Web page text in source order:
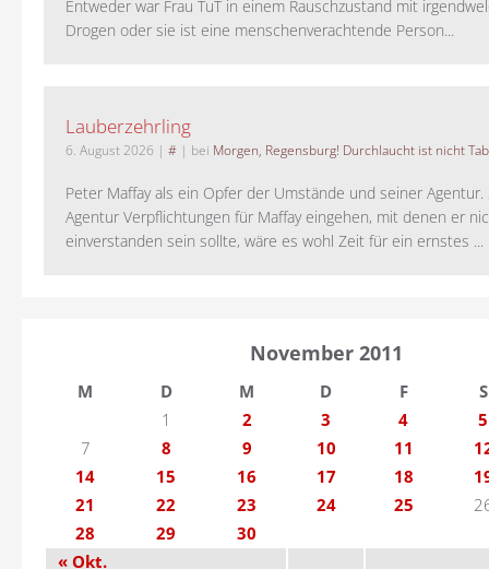
Entweder war Frau TuT in einem Rauschzustand mit
Drogen oder sie ist eine menschenverachtende Person...
Lauberzehrling
6. August 2026 | # | bei Morgen, Regensburg! Durchlaucht ist nicht
Peter Maffay als ein Opfer der Umstände und seiner Agentur.
Agentur Verpflichtungen für Maffay eingehen, mit denen er
einverstanden sein sollte, wäre es wohl Zeit für ein ernstes ...
November 2011
M D M D F
S
1
2 3 4
5
7
8 9 10 11
14
15 16 17 18
21
22 23 24 25
28
29
30
« Okt.